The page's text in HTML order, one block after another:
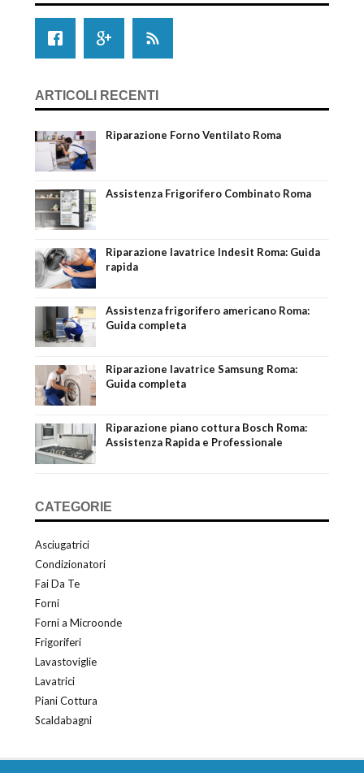
ARTICOLI RECENTI
Riparazione Forno Ventilato Roma
Assistenza Frigorifero Combinato Roma
Riparazione lavatrice Indesit Roma: Guida
rapida
Assistenza frigorifero americano Roma:
Guida completa
Riparazione lavatrice Samsung Roma:
Guida completa
Riparazione piano cottura Bosch Roma:
Assistenza Rapida e Professionale
CATEGORIE
Asciugatrici
Condizionatori
Fai Da Te
Forni
Forni a Microonde
Frigoriferi
Lavastoviglie
Lavatrici
Piani Cottura
Scaldabagni